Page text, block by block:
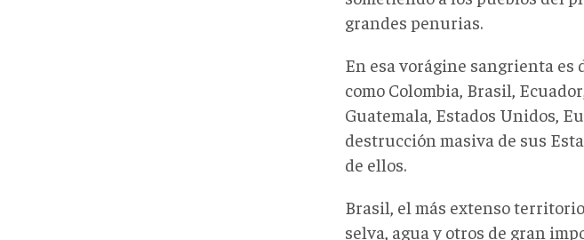
grandes penurias.
En esa vorágine sangrienta es
como Colombia, Brasil,
Guatemala, Estados Unidos,
destrucción masiva de sus
de ellos.
Brasil, el más extenso
selva, agua y otros de gran